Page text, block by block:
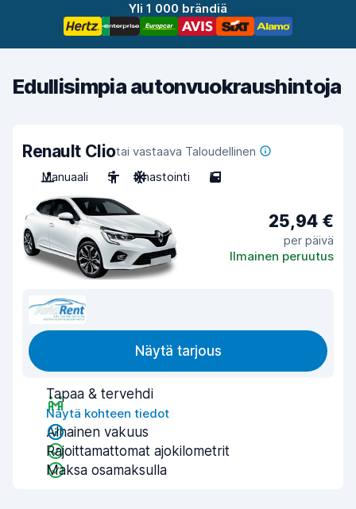
Yli 1 000 brändiä
Edullisimpia autonvuokraushintoja
Renault Cliotai vastaava Taloudellinen
Manuaali
5 Ilmastointi 5
25,94 €
per päivä
Ilmainen peruutus
Näytä tarjous
Tapaa & tervehdi
Näytä kohteen tiedot
Alhainen vakuus
Rajoittamattomat ajokilometrit
Maksa osamaksulla